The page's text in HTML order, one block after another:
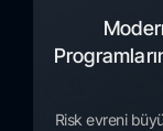
Risk evreni